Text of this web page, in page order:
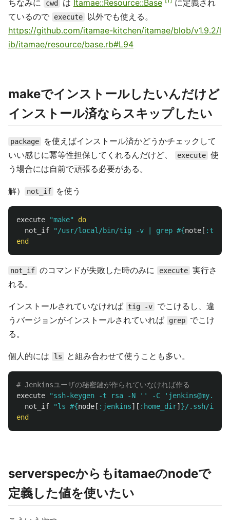
ちなみに cwd は Itamae::Resource::Base
に定義され
ているので
execute
以外でも使える。
https://github.com/itamae-kitchen/itamae/blob/v1.9.2/l
ib/itamae/resource/base.rb#L94
makeでインストールしたいんだけど
インストール済ならスキップしたい
package
を使えばインストール済かどうかチェックして
いい感じに冪等性担保してくれるんだけど、
execute 使
う場合には自前で頑張る必要がある。
解） not_if を使う
execute "make"
do
not_if
"/usr/local/bin/tig -v | grep #{note [ :tig
end
not_if のコマンドが失敗した時のみに execute 実行さ
れる。
インストールされていなければ tig -v
でこけるし、違
うバージョンがインストールされていれば
grep
でこけ
る。
個人的には ls と組み合わせて使うことも多い。
# Jenkinsユーザの秘密鍵が作られていなければ作る
execute
"ssh-keygen -t rsa -N '' -C
not_if
"ls #{node [ :jenkins][ :home_dir] }/.ssh/
end
serverspecからもitamaeのnodeで
定義した値を使いたい